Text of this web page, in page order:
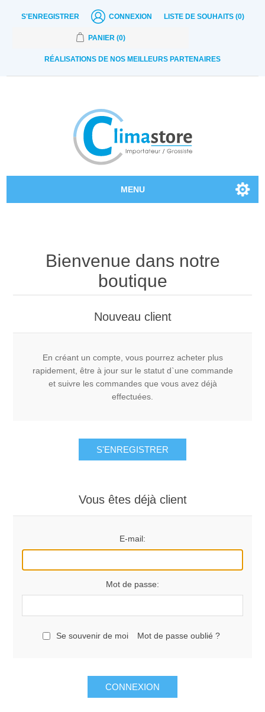
S'ENREGISTRER CONNEXION LISTE DE SOUHAITS (0)
PANIER (0)
RÉALISATIONS DE NOS MEILLEURS PARTENAIRES
MENU
Contactez-nous
Bienvenue dans notre
boutique
Nouveau client
En créant un compte, vous pourrez acheter plus
rapidement, être à jour sur le statut d`une commande
et suivre les commandes que vous avez déjà
effectuées.
S'ENREGISTRER
Vous êtes déjà client
E-mail:
Mot de passe:
Se souvenir de moi Mot de passe oublié ?
CONNEXION